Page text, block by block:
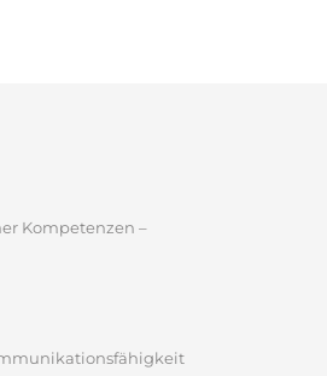
Kompetenzen –